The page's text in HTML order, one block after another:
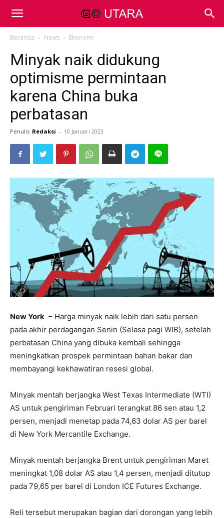
Beranda News Ekonomi
Minyak naik didukung
optimisme permintaan
karena China buka
perbatasan
Penulis Redaksi - 10 Januari 2023
New York – Harga minyak naik lebih dari satu persen
pada akhir perdagangan Senin (Selasa pagi WIB), setelah
perbatasan China yang dibuka kembali sehingga
meningkatkan prospek permintaan bahan bakar dan
membayangi kekhawatiran resesi global.
Minyak mentah berjangka West Texas Intermediate (WTI)
AS untuk pengiriman Februari terangkat 86 sen atau 1,2
persen, menjadi menetap pada 74,63 dolar AS per barel
di New York Mercantile Exchange.
Minyak mentah berjangka Brent untuk pengiriman Maret
meningkat 1,08 dolar AS atau 1,4 persen, menjadi ditutup
pada 79,65 per barel di London ICE Futures Exchange.
Reli tersebut merupakan bagian dari dorongan yang lebih